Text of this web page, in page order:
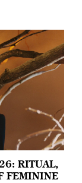
RITUAL,
FEMININE